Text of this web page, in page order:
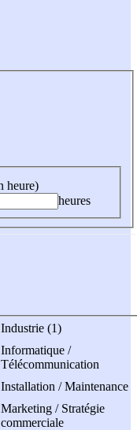
heure)
heures
Industrie (1)
Informatique /
Télécommunication
Installation / Maintenance
Marketing / Stratégie
commerciale